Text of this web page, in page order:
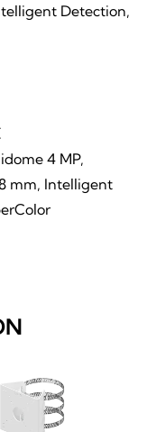
Detection,
4 MP,
mm, Intelligent